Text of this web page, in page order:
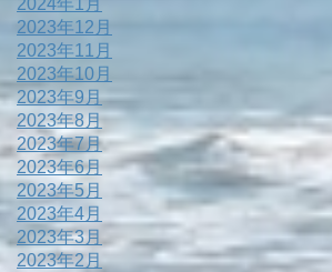
2023年12月
2023年11月
2023年10月
2023年9月
2023年8月
2023年7月
2023年6月
2023年5月
2023年4月
2023年3月
2023年2月